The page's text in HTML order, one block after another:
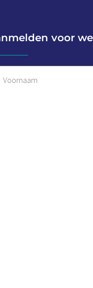
voor